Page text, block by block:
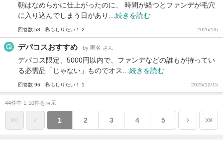
朝はなめらかに仕上がったのに、 時間が経つとファンデが毛穴
に入り込んでしまう日があり… 続きを読む
回答数 58 私もしりたい！ 2 2026/1/6
デパコスおすすめ by 匿名 さん
デパコス限定、5000円以内で、ファンデなどの誰もが持ってい
る必需品「じゃない」ものでオス… 続きを読む
回答数 96 私もしりたい！ 1 2025/12/15
44件中 1-10件を表示
1 2 3 4 5